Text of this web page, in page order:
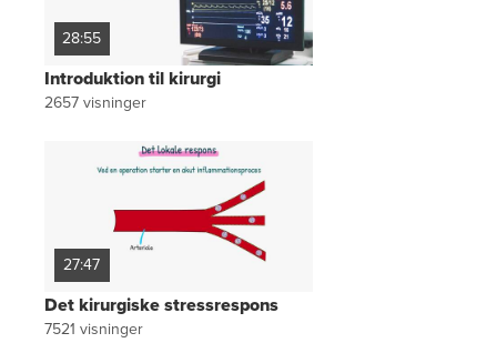
28:55
Introduktion til kirurgi
2657visninger
27:47
Det kirurgiske stressrespons
7521 visninger